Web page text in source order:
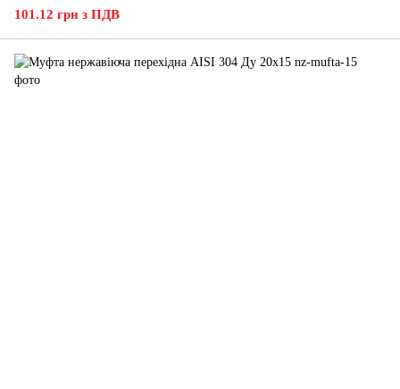
101.12 грн з ПДВ